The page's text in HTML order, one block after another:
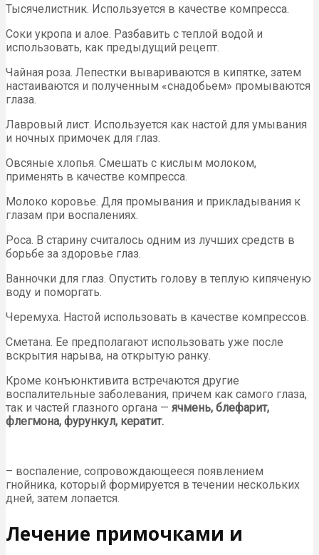
Тысячелистник. Используется в качестве компресса.
Соки укропа и алое. Разбавить с теплой водой и
использовать, как предыдущий рецепт.
Чайная роза. Лепестки вывариваются в кипятке, затем
настаиваются и полученным «снадобьем» промываются
глаза.
Лавровый лист. Используется как настой для умывания
и ночных примочек для глаз.
Овсяные хлопья. Смешать с кислым молоком,
применять в качестве компресса.
Молоко коровье. Для промывания и прикладывания к
глазам при воспалениях.
Роса. В старину считалось одним из лучших средств в
борьбе за здоровье глаз.
Ванночки для глаз. Опустить голову в теплую кипяченую
воду и поморгать.
Черемуха. Настой использовать в качестве компрессов.
Сметана. Ее предполагают использовать уже после
вскрытия нарыва, на открытую ранку.
Кроме конъюнктивита встречаются другие
воспалительные заболевания, причем как самого глаза,
так и частей глазного органа — ячмень, блефарит,
флегмона, фурункул, кератит.
– воспаление, сопровождающееся появлением
гнойника, который формируется в течении нескольких
дней, затем лопается.
Лечение примочками и